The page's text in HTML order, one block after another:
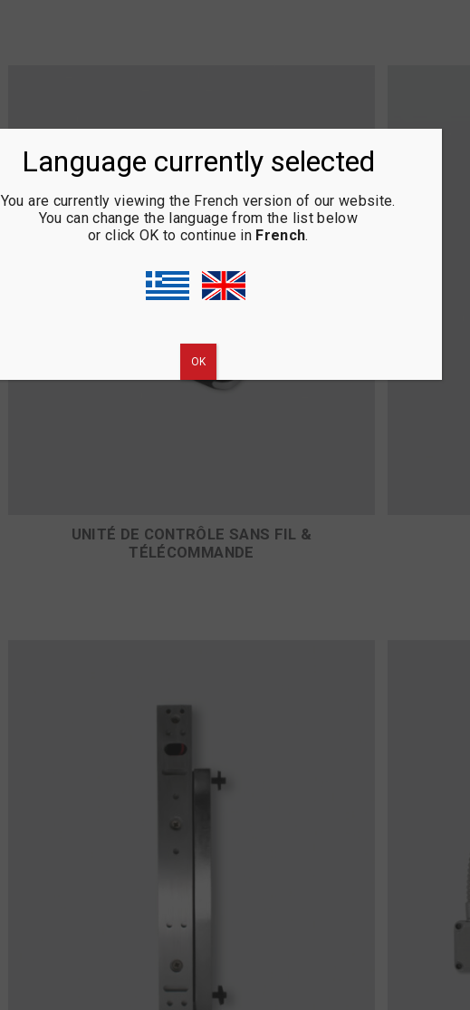
UNITÉ DE CONTRÔLE SANS FIL &
TÉLÉCOMMANDE
Language currently selected
You are currently viewing the French version of our website.
You can change the language from the list below
or click OK to continue in French.
ΟΚ